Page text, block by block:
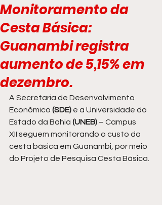
Monitoramento da
Cesta Básica:
Guanambi registra
aumento de 5,15% em
dezembro.
A Secretaria de Desenvolvimento
Econômico (SDE) e a Universidade do
Estado da Bahia (UNEB) – Campus
XII seguem monitorando o custo da
cesta básica em Guanambi, por meio
do Projeto de Pesquisa Cesta Básica.